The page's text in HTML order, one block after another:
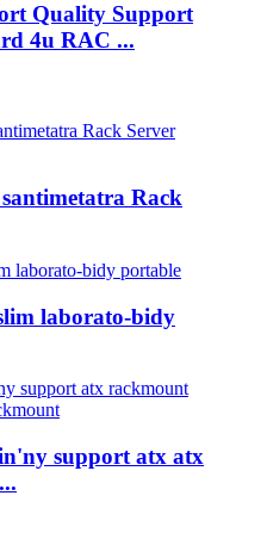
Quality Support
4u RAC ...
Rack
laborato-bidy
support atx atx